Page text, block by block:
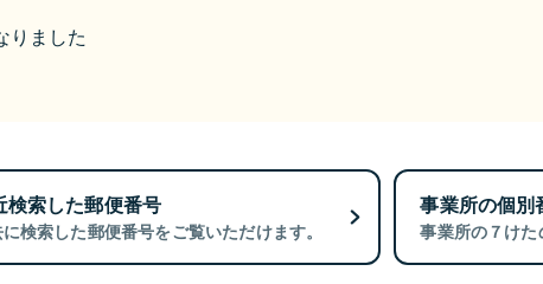
りました
検索した郵便番号
検索した郵便番号をご覧いただけます。
事業所の個別
事業所の７けた